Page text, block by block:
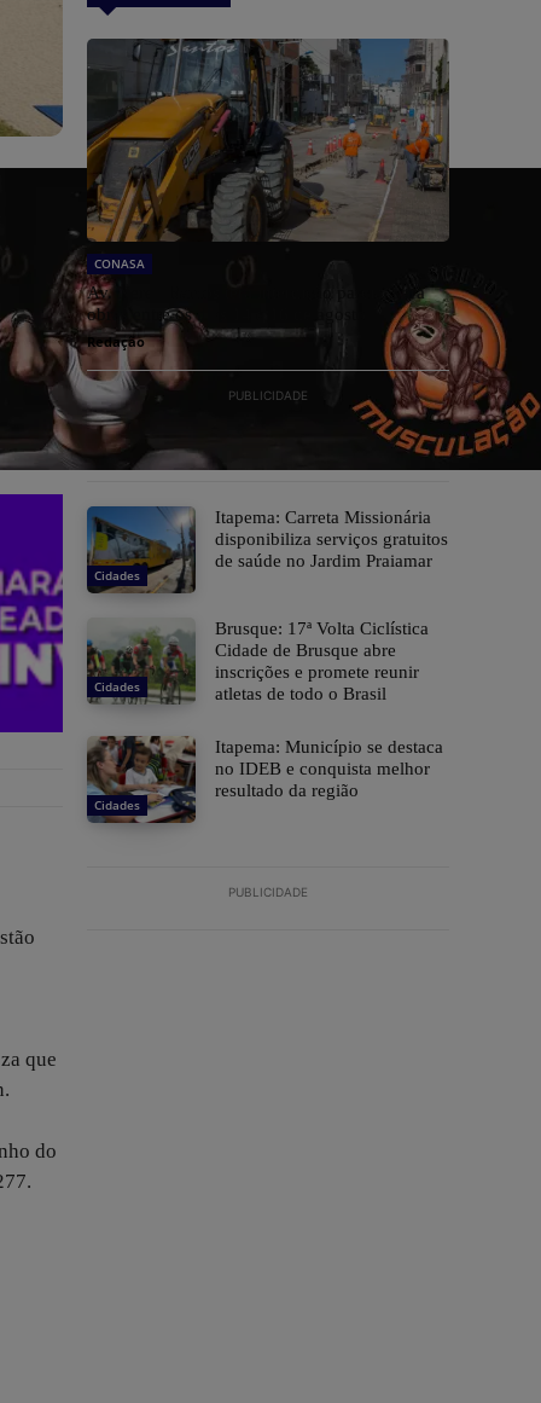
que
do
CONASA
Av. Nereu Ramos terá interdição parcial para
obras entre os dias 14 e 16 de agosto
Redação
PUBLICIDADE
Cidades
Itapema: Carreta Missionária
disponibiliza serviços gratuitos
de saúde no Jardim Praiamar
Cidades
Brusque: 17ª Volta Ciclística
Cidade de Brusque abre
inscrições e promete reunir
atletas de todo o Brasil
Cidades
Itapema: Município se destaca
no IDEB e conquista melhor
resultado da região
PUBLICIDADE